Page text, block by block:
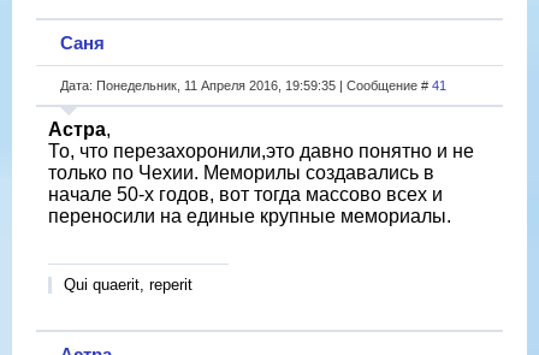
Саня
Дата: Понедельник, 11 Апреля 2016, 19:59:35 | Сообщение # 41
Астра,
То, что перезахоронили,это давно понятно и не
только по Чехии. Меморилы создавались в
начале 50-х годов, вот тогда массово всех и
переносили на единые крупные мемориалы.
Qui quaerit, reperit